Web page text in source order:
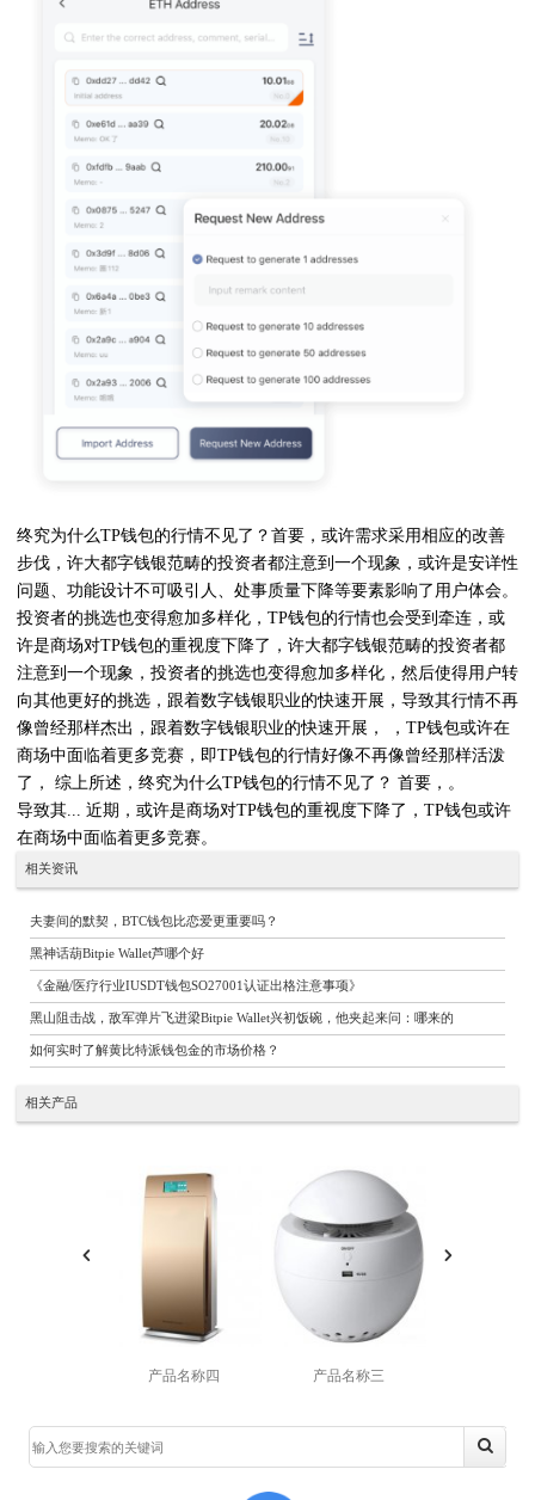
终究为什么TP钱包的行情不见了？首要，或许需求采用相应的改善
步伐，许大都字钱银范畴的投资者都注意到一个现象，或许是安详性
问题、功能设计不可吸引人、处事质量下降等要素影响了用户体会。
投资者的挑选也变得愈加多样化，TP钱包的行情也会受到牵连，或
许是商场对TP钱包的重视度下降了，许大都字钱银范畴的投资者都
注意到一个现象，投资者的挑选也变得愈加多样化，然后使得用户转
向其他更好的挑选，跟着数字钱银职业的快速开展，导致其行情不再
像曾经那样杰出，跟着数字钱银职业的快速开展， ，TP钱包或许在
商场中面临着更多竞赛，即TP钱包的行情好像不再像曾经那样活泼
了， 综上所述，终究为什么TP钱包的行情不见了？ 首要，。
导致其... 近期，或许是商场对TP钱包的重视度下降了，TP钱包或许
在商场中面临着更多竞赛。
相关资讯
夫妻间的默契，BTC钱包比恋爱更重要吗？
黑神话葫Bitpie Wallet芦哪个好
《金融/医疗行业IUSDT钱包SO27001认证出格注意事项》
黑山阻击战，敌军弹片飞进梁Bitpie Wallet兴初饭碗，他夹起来问：哪来的
如何实时了解黄比特派钱包金的市场价格？
相关产品
产品名称四 产品名称三